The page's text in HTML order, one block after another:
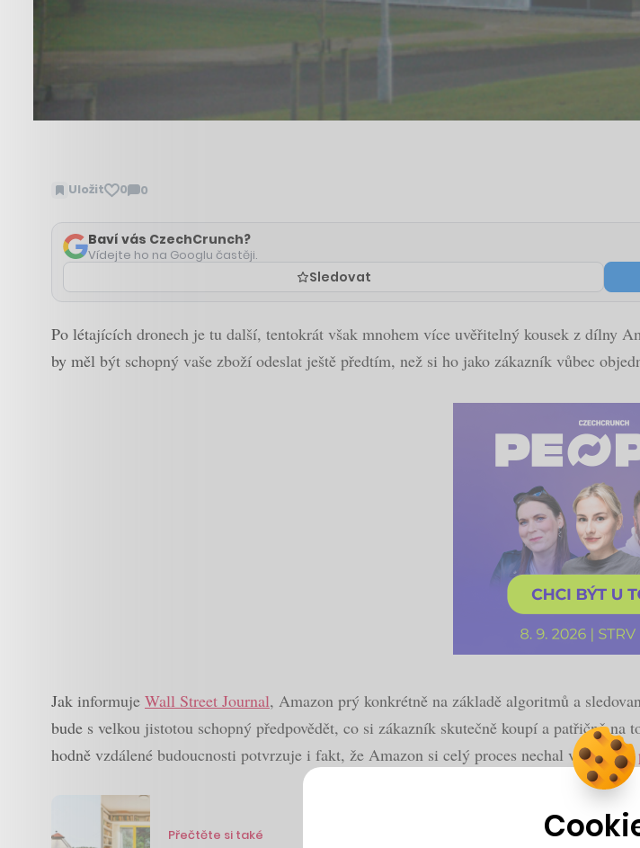
Uložit 0 0
Zobrazit
Baví vás CzechCrunch?
Vídejte ho na Googlu častěji.
Sledovat
Po létajících dronech je tu další, tentokrát však mnohem více uvěřitelný kousek z dílny
by měl být schopný vaše zboží odeslat ještě předtím, než si ho jako zákazník vůbec
Jak informuje Wall Street Journal, Amazon prý konkrétně na základě algoritmů a
bude s velkou jistotou schopný předpovědět, co si zákazník skutečně koupí a patřičně
hodně vzdálené budoucnosti potvrzuje i fakt, že Amazon si celý proces nechal v prosinci
Přečtěte si také